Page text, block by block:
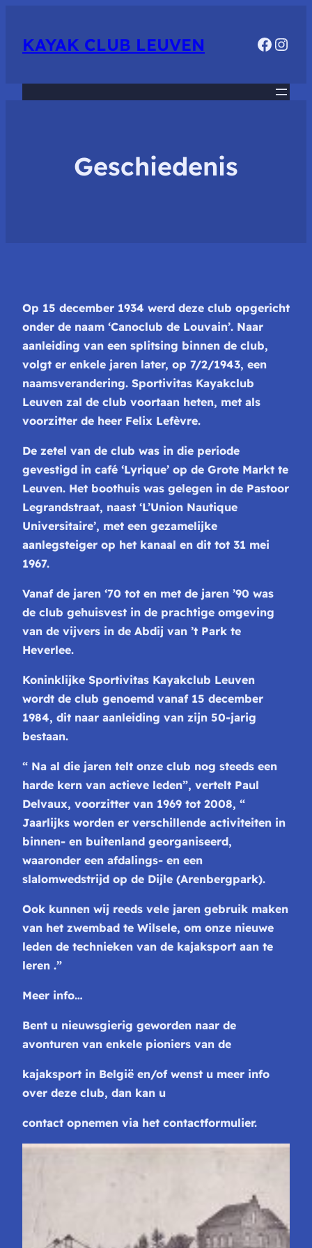
KAYAK CLUB LEUVEN
Geschiedenis
Op 15 december 1934 werd deze club opgericht
onder de naam ‘Canoclub de Louvain’. Naar
aanleiding van een splitsing binnen de club,
volgt er enkele jaren later, op 7/2/1943, een
naamsverandering. Sportivitas Kayakclub
Leuven zal de club voortaan heten, met als
voorzitter de heer Felix Lefèvre.
De zetel van de club was in die periode
gevestigd in café ‘Lyrique’ op de Grote Markt te
Leuven. Het boothuis was gelegen in de Pastoor
Legrandstraat, naast ‘L’Union Nautique
Universitaire’, met een gezamelijke
aanlegsteiger op het kanaal en dit tot 31 mei
1967.
Vanaf de jaren ‘70 tot en met de jaren ’90 was
de club gehuisvest in de prachtige omgeving
van de vijvers in de Abdij van ’t Park te
Heverlee.
Koninklijke Sportivitas Kayakclub Leuven
wordt de club genoemd vanaf 15 december
1984, dit naar aanleiding van zijn 50-jarig
bestaan.
“ Na al die jaren telt onze club nog steeds een
harde kern van actieve leden”, vertelt Paul
Delvaux, voorzitter van 1969 tot 2008, “
Jaarlijks worden er verschillende activiteiten in
binnen- en buitenland georganiseerd,
waaronder een afdalings- en een
slalomwedstrijd op de Dijle (Arenbergpark).
Ook kunnen wij reeds vele jaren gebruik maken
van het zwembad te Wilsele, om onze nieuwe
leden de technieken van de kajaksport aan te
leren .”
Meer info…
Bent u nieuwsgierig geworden naar de
avonturen van enkele pioniers van de
kajaksport in België en/of wenst u meer info
over deze club, dan kan u
contact opnemen via het contactformulier.